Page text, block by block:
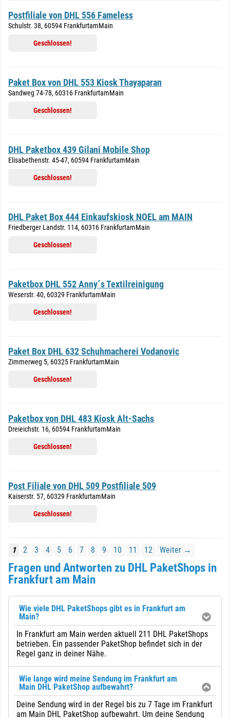
Postfiliale von DHL 556 Fameless
Schulstr. 38, 60594 FrankfurtamMain
Geschlossen!
Paket Box von DHL 553 Kiosk Thayaparan
Sandweg 74-78, 60316 FrankfurtamMain
Geschlossen!
DHL Paketbox 439 Gilani Mobile Shop
Elisabethenstr. 45-47, 60594 FrankfurtamMain
Geschlossen!
DHL Paket Box 444 Einkaufskiosk NOEL am MAIN
Friedberger Landstr. 114, 60316 FrankfurtamMain
Geschlossen!
Paketbox DHL 552 Anny´s Textilreinigung
Weserstr. 40, 60329 FrankfurtamMain
Geschlossen!
Paket Box DHL 632 Schuhmacherei Vodanovic
Zimmerweg 5, 60325 FrankfurtamMain
Geschlossen!
Paketbox von DHL 483 Kiosk Alt-Sachs
Dreieichstr. 16, 60594 FrankfurtamMain
Geschlossen!
Post Filiale von DHL 509 Postfiliale 509
Kaiserstr. 57, 60329 FrankfurtamMain
Geschlossen!
1 2 3 4 5 6 7 8 9 10 11 12 Weiter →
Fragen und Antworten zu DHL PaketShops in
Frankfurt am Main
Wie viele DHL PaketShops gibt es in Frankfurt am
Main?
In Frankfurt am Main werden aktuell 211 DHL PaketShops
betrieben. Ein passender PaketShop befindet sich in der
Regel ganz in deiner Nähe.
Wie lange wird meine Sendung im Frankfurt am
Main DHL PaketShop aufbewahrt?
Deine Sendung wird in der Regel bis zu 7 Tage im Frankfurt
am Main DHL PaketShop aufbewahrt. Um deine Sendung